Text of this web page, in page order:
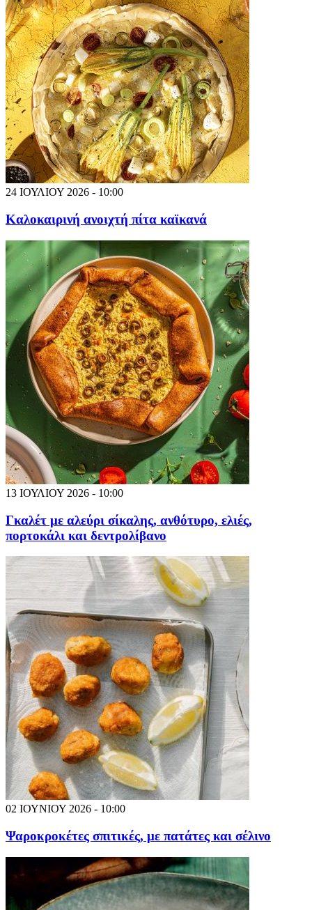
24 ΙΟΥΛΙΟΥ 2026 - 10:00
Καλοκαιρινή ανοιχτή πίτα καϊκανά
13 ΙΟΥΛΙΟΥ 2026 - 10:00
Γκαλέτ με αλεύρι σίκαλης, ανθότυρο, ελιές,
πορτοκάλι και δεντρολίβανο
02 ΙΟΥΝΙΟΥ 2026 - 10:00
Ψαροκροκέτες σπιτικές, με πατάτες και σέλινο